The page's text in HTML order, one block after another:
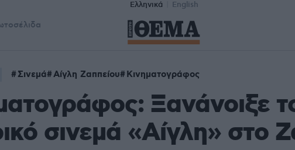
Ελληνικά English
Σινεμά Αίγλη Ζαππείου Κινηματογράφος
Ξανάνοιξε
σινεμά «Αίγλη» στο